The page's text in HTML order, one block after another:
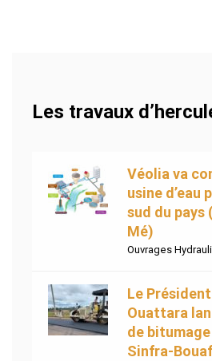
Les travaux
Véolia va
usine d’eau
sud du pays
Mé)
Ouvrages
Le
Ouattara
de bitumage
Sinfra-